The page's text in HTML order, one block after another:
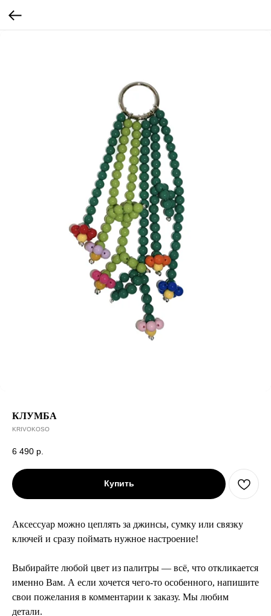
КЛУМБА
KRIVOKOSO
6 490 р.
Купить
Аксессуар можно цеплять за джинсы, сумку или связку
ключей и сразу поймать нужное настроение!
Выбирайте любой цвет из палитры — всё, что откликается
именно Вам. А если хочется чего-то особенного, напишите
свои пожелания в комментарии к заказу. Мы любим
детали.